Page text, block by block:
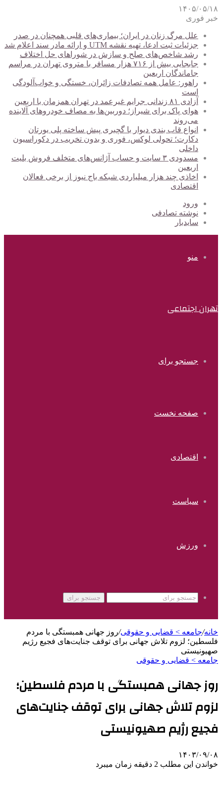
۱۴۰۵/۰۵/۱۸
خبر فوری
علل مرگ زنان در ایران؛ بیماری‌های قلبی همچنان در صدر
جزئیات ثبت ادعا، تهیه نقشه UTM و ارائه مادر سند اعلام شد
رشد شاخص‌های صلح و سازش در شوراهای حل اختلاف
جابجایی بیش از ۷۱۶ هزار مسافر با متروی تهران در مراسم
جاماندگان اربعین
راهور: عامل همه تصادفات زائران، خستگی و خواب‌آلودگی
است
آزادی ۸۱ زندانی جرایم غیرعمد در تهران همزمان با اربعین
هوای پاک برای شیراز؛ دوربین‌ها به مصاف خودروهای آلاینده
می‌روند
انواع قاب بندی دیوار با گچبری پیش ساخته پلی یورتان
دکارت؛ تحولی لوکس، فوری و بدون تخریب در دکوراسیون
داخلی
مسدودی ۳ سایت و حساب آژانس‌های متخلف فروش بلیت
اربعین
اخاذی چند هزار میلیاردی شبکه باج نیوز از برخی فعالان
اقتصادی
ورود
نوشته تصادفی
سایدبار
منو
تهران اجتماعی
جستجو برای
صفحه نخست
اقتصادی
سیاست
ورزش
جستجو برای
خانه/جامعه > قضایی و حقوقی/روز جهانی همبستگی با مردم
فلسطین؛ لزوم تلاش جهانی برای توقف جنایت‌های فجیع رژیم
صهیونیستی
جامعه > قضایی و حقوقی
روز جهانی همبستگی با مردم فلسطین؛
لزوم تلاش جهانی برای توقف جنایت‌های
فجیع رژیم صهیونیستی
۱۴۰۳/۰۹/۰۸
خواندن این مطلب 2 دقیقه زمان میبرد